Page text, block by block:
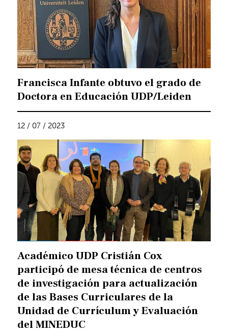
Francisca Infante obtuvo el grado de
Doctora en Educación UDP/Leiden
12 / 07 / 2023
Académico UDP Cristián Cox
participó de mesa técnica de centros
de investigación para actualización
de las Bases Curriculares de la
Unidad de Currículum y Evaluación
del MINEDUC